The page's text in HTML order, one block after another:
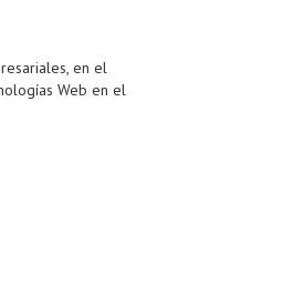
en el
Web en el